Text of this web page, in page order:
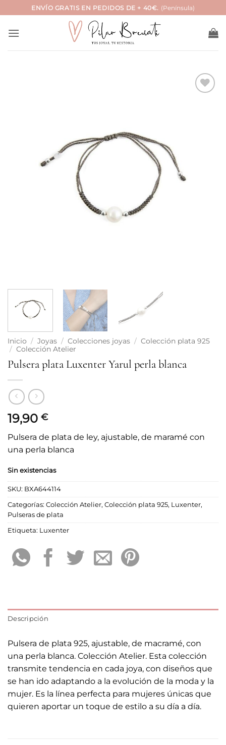
al
contenido
ENVÍO GRATIS EN PEDIDOS DE + 40€. (Península)
Inicio / Joyas / Colecciones joyas / Colección plata 925
/ Colección Atelier
Pulsera plata Luxenter Yarul perla blanca
19,90 €
Pulsera de plata de ley, ajustable, de maramé con
una perla blanca
Sin existencias
SKU: BXA644114
Categorías: Colección Atelier, Colección plata 925, Luxenter,
Pulseras de plata
Etiqueta: Luxenter
Descripción
Pulsera de plata 925, ajustable, de macramé, con
una perla blanca. Colección Atelier. Esta colección
transmite tendencia en cada joya, con diseños que
se han ido adaptando a la evolución de la moda y la
mujer. Es la línea perfecta para mujeres únicas que
quieren aportar un toque de estilo a su día a día.